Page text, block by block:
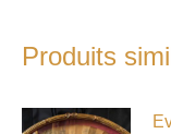
Produits